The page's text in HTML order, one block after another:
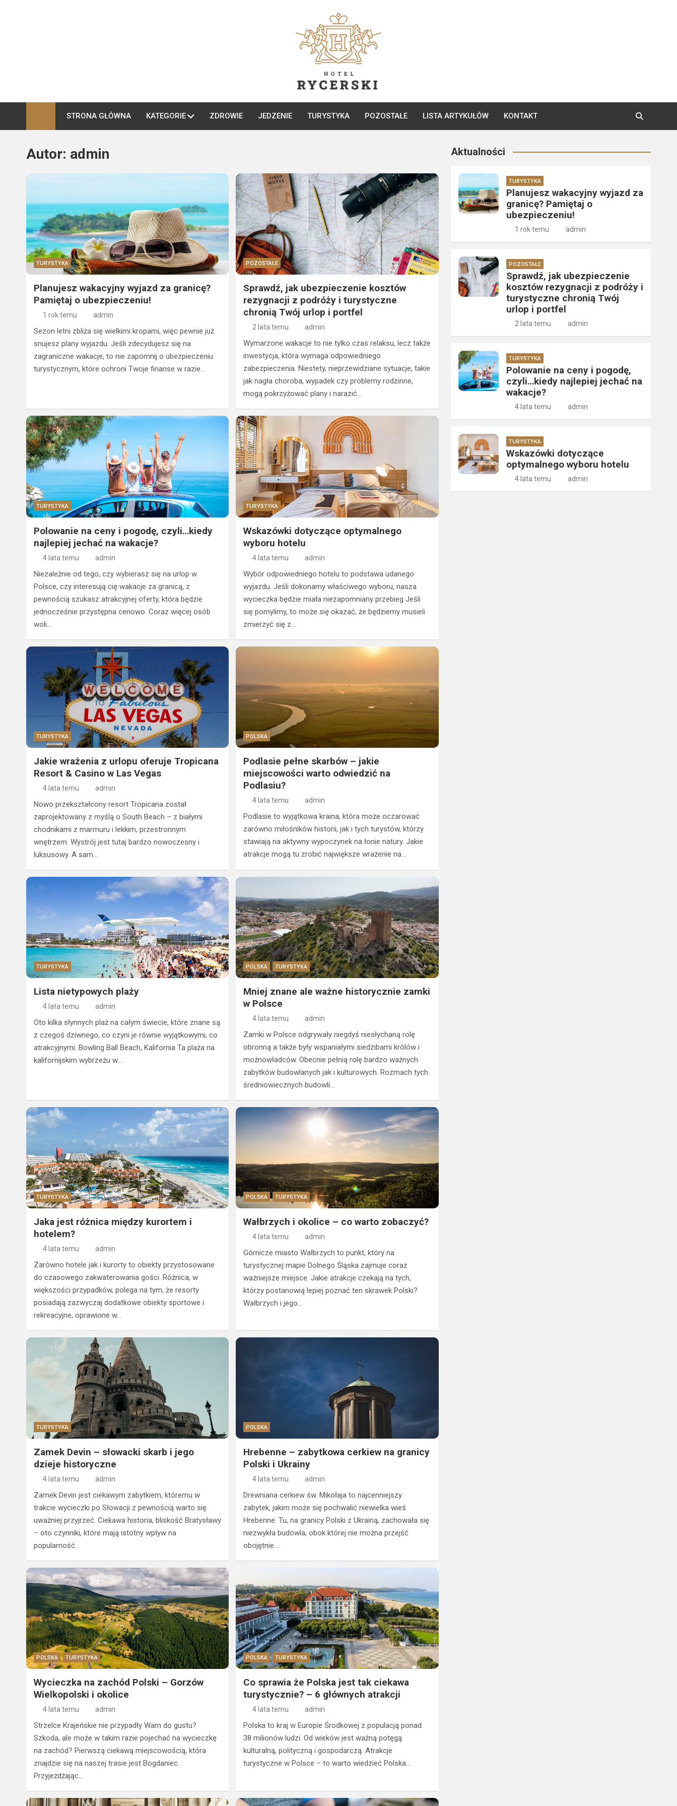
hotelrycerski.pl
STRONA GŁÓWNA KATEGORIE ZDROWIE JEDZENIE TURYSTYKA POZOSTAŁE LISTA ARTYKUŁÓW KONTAKT
Autor: admin
TURYSTYKA
Planujesz wakacyjny wyjazd za granicę?
Pamiętaj o ubezpieczeniu!
1 rok temu admin
Sezon letni zbliża się wielkimi kropami, więc pewnie już
snujesz plany wyjazdu. Jeśli zdecydujesz się na
zagraniczne wakacje, to nie zapomnij o ubezpieczeniu
turystycznym, które ochroni Twoje finanse w razie…
POZOSTAŁE
Sprawdź, jak ubezpieczenie kosztów
rezygnacji z podróży i turystyczne
chronią Twój urlop i portfel
2 lata temu admin
Wymarzone wakacje to nie tylko czas relaksu, lecz także
inwestycja, która wymaga odpowiedniego
zabezpieczenia. Niestety, nieprzewidziane sytuacje, takie
jak nagła choroba, wypadek czy problemy rodzinne,
mogą pokrzyżować plany i narazić…
TURYSTYKA
Polowanie na ceny i pogodę, czyli…kiedy
najlepiej jechać na wakacje?
4 lata temu admin
Niezależnie od tego, czy wybierasz się na urlop w
Polsce, czy interesują cię wakacje za granicą, z
pewnością szukasz atrakcyjnej oferty, która będzie
jednocześnie przystępna cenowo. Coraz więcej osób
woli…
TURYSTYKA
Wskazówki dotyczące optymalnego
wyboru hotelu
4 lata temu admin
Wybór odpowiedniego hotelu to podstawa udanego
wyjazdu. Jeśli dokonamy właściwego wyboru, nasza
wycieczka będzie miała niezapomniany przebieg Jeśli
się pomylimy, to może się okazać, że będziemy musieli
zmierzyć się z…
TURYSTYKA
Jakie wrażenia z urlopu oferuje Tropicana
Resort & Casino w Las Vegas
4 lata temu admin
Nowo przekształcony resort Tropicana został
zaprojektowany z myślą o South Beach – z białymi
chodnikami z marmuru i lekkim, przestronnym
wnętrzem. Wystrój jest tutaj bardzo nowoczesny i
luksusowy. A sam…
POLSKA
Podlasie pełne skarbów – jakie
miejscowości warto odwiedzić na
Podlasiu?
4 lata temu admin
Podlasie to wyjątkowa kraina, która może oczarować
zarówno miłośników historii, jak i tych turystów, którzy
stawiają na aktywny wypoczynek na łonie natury. Jakie
atrakcje mogą tu zrobić największe wrażenie na…
TURYSTYKA
Lista nietypowych plaży
4 lata temu admin
Oto kilka słynnych plaż na całym świecie, które znane są
z czegoś dziwnego, co czyni je równie wyjątkowymi, co
atrakcyjnymi. Bowling Ball Beach, Kalifornia Ta plaża na
kalifornijskim wybrzeżu w…
POLSKA TURYSTYKA
Mniej znane ale ważne historycznie zamki
w Polsce
4 lata temu admin
Zamki w Polsce odgrywały niegdyś niesłychaną rolę
obronną a także były wspaniałymi siedzibami królów i
możnowładców. Obecnie pełnią rolę bardzo ważnych
zabytków budowlanych jak i kulturowych. Rozmach tych
średniowiecznych budowli…
TURYSTYKA
Jaka jest różnica między kurortem i
hotelem?
4 lata temu admin
Zarówno hotele jak i kurorty to obiekty przystosowane
do czasowego zakwaterowania gości. Różnica, w
większości przypadków, polega na tym, że resorty
posiadają zazwyczaj dodatkowe obiekty sportowe i
rekreacyjne, oprawione w…
POLSKA TURYSTYKA
Wałbrzych i okolice – co warto zobaczyć?
4 lata temu admin
Górnicze miasto Wałbrzych to punkt, który na
turystycznej mapie Dolnego Śląska zajmuje coraz
ważniejsze miejsce. Jakie atrakcje czekają na tych,
którzy postanowią lepiej poznać ten skrawek Polski?
Wałbrzych i jego…
TURYSTYKA
Zamek Devin – słowacki skarb i jego
dzieje historyczne
4 lata temu admin
Zamek Devin jest ciekawym zabytkiem, któremu w
trakcie wycieczki po Słowacji z pewnością warto się
uważniej przyjrzeć. Ciekawa historia, bliskość Bratysławy
– oto czynniki, które mają istotny wpływ na
popularność…
POLSKA
Hrebenne – zabytkowa cerkiew na granicy
Polski i Ukrainy
4 lata temu admin
Drewniana cerkiew św. Mikołaja to najcenniejszy
zabytek, jakim może się pochwalić niewielka wieś
Hrebenne. Tu, na granicy Polski z Ukrainą, zachowała się
niezwykła budowla, obok której nie można przejść
obojętnie.…
POLSKA TURYSTYKA
Wycieczka na zachód Polski – Gorzów
Wielkopolski i okolice
4 lata temu admin
Strzelce Krajeńskie nie przypadły Wam do gustu?
Szkoda, ale może w takim razie pojechać na wycieczkę
na zachód? Pierwszą ciekawą miejscowością, która
znajdzie się na naszej trasie jest Bogdaniec.
Przyjeżdżając…
POLSKA TURYSTYKA
Co sprawia że Polska jest tak ciekawa
turystycznie? – 6 głównych atrakcji
4 lata temu admin
Polska to kraj w Europie Środkowej z populacją ponad
38 milionów ludzi. Od wieków jest ważną potęgą
kulturalną, polityczną i gospodarczą. Atrakcje
turystyczne w Polsce – to warto wiedzieć Polska…
Aktualności
TURYSTYKA
Planujesz wakacyjny wyjazd za
granicę? Pamiętaj o
ubezpieczeniu!
1 rok temu admin
POZOSTAŁE
Sprawdź, jak ubezpieczenie
kosztów rezygnacji z podróży i
turystyczne chronią Twój
urlop i portfel
2 lata temu admin
TURYSTYKA
Polowanie na ceny i pogodę,
czyli…kiedy najlepiej jechać na
wakacje?
4 lata temu admin
TURYSTYKA
Wskazówki dotyczące
optymalnego wyboru hotelu
4 lata temu admin